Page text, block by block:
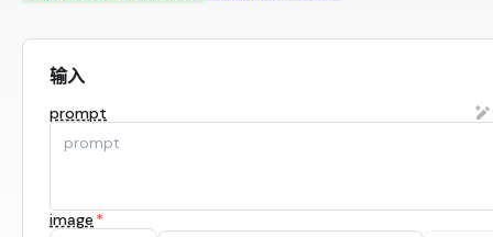
输入
prompt
image *